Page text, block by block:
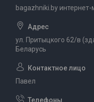
bagazhniki.by интернет-
ул. Притыцкого 62/в
Беларусь
Павел